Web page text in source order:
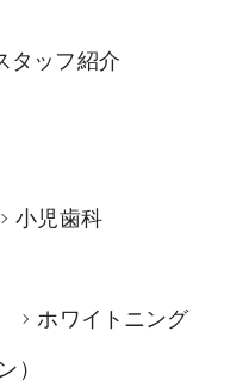
タッフ紹介
小児歯科
ホワイトニング
）